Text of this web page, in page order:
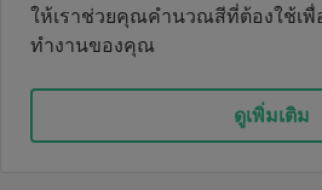
ให้เราช่วยคุณคำนวณสีที่ต้องใช้เ
ทำงานของคุณ
ดูเพิ่มเติม